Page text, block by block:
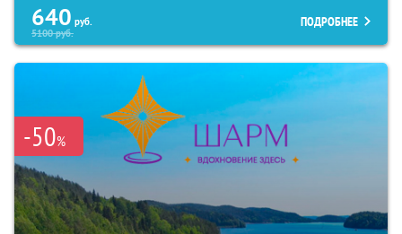
640 руб.
5100руб.
ПОДРОБНЕЕ
-50%